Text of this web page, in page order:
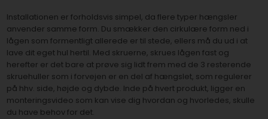
Installationen er forholdsvis simpel, da flere typer hængsler
anvender samme form. Du smækker den cirkulære form ned i
lågen som formentligt allerede er til stede, ellers må du ud i at
lave dit eget hul hertil. Med skruerne, skrues lågen fast og
herefter er det bare at prøve sig lidt frem med de 3 resterende
skruehuller som i forvejen er en del af hængslet, som regulerer
på hhv. side, højde og dybde. Inde på hvert produkt, ligger en
monteringsvideo som kan vise dig hvordan og hvorledes, skulle
du have behov for det.